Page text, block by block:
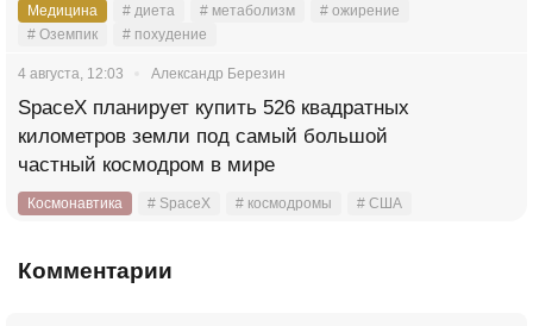
Медицина # диета # метаболизм
# ожирение
# Оземпик
# похудение
4 августа, 12:03 Александр Березин
SpaceX планирует купить 526 квадратных
километров земли под самый большой
частный космодром в мире
Космонавтика # SpaceX # космодромы # США
Комментарии